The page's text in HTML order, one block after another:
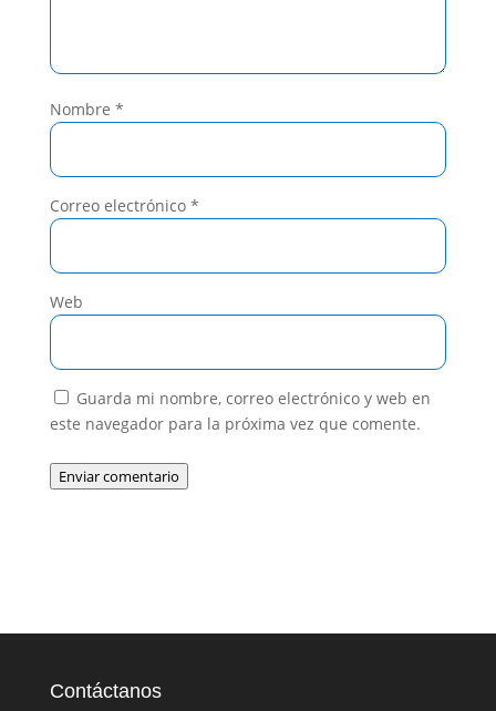
Nombre *
Correo electrónico *
Web
Guarda mi nombre, correo electrónico y web en
este navegador para la próxima vez que comente.
Enviar comentario
Contáctanos